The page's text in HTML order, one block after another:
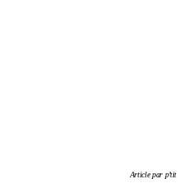
Article par p’tit